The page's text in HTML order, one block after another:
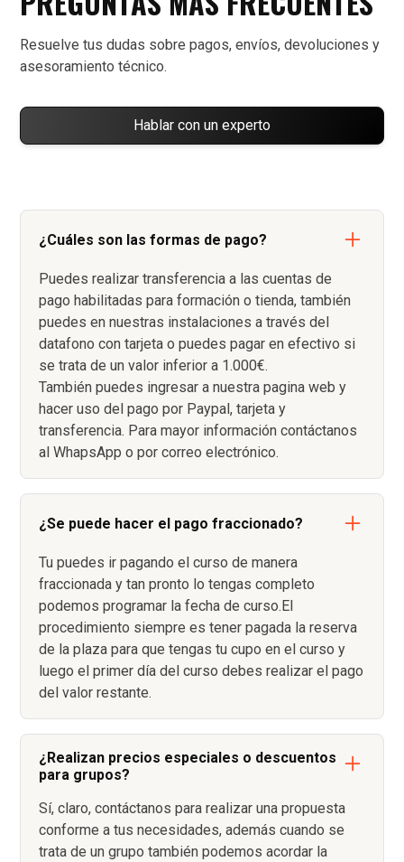
Resuelve tus dudas sobre pagos, envíos, devoluciones y
asesoramiento técnico.
Hablar con un experto
¿Cuáles son las formas de pago?
Puedes realizar transferencia a las cuentas de
pago habilitadas para formación o tienda, también
puedes en nuestras instalaciones a través del
datafono con tarjeta o puedes pagar en efectivo si
se trata de un valor inferior a 1.000€.
También puedes ingresar a nuestra pagina web y
hacer uso del pago por Paypal, tarjeta y
transferencia. Para mayor información contáctanos
al WhapsApp o por correo electrónico.
¿Se puede hacer el pago fraccionado?
Tu puedes ir pagando el curso de manera
fraccionada y tan pronto lo tengas completo
podemos programar la fecha de curso.El
procedimiento siempre es tener pagada la reserva
de la plaza para que tengas tu cupo en el curso y
luego el primer día del curso debes realizar el pago
del valor restante.
¿Realizan precios especiales o descuentos
para grupos?
Sí, claro, contáctanos para realizar una propuesta
conforme a tus necesidades, además cuando se
trata de un grupo también podemos acordar la